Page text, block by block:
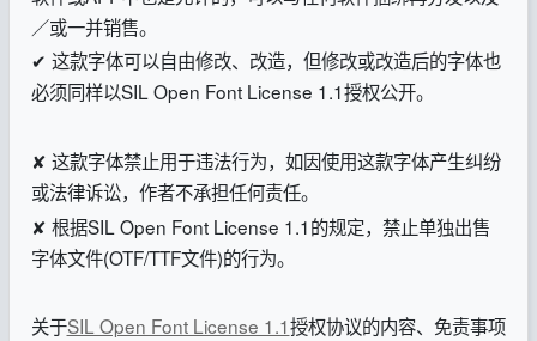
／或一并销售。
✔ 这款字体可以自由修改、改造，但修改或改造后的字体也
必须同样以SIL Open Font License 1.1授权公开。
✘ 这款字体禁止用于违法行为，如因使用这款字体产生纠纷
或法律诉讼，作者不承担任何责任。
✘ 根据SIL Open Font License 1.1的规定，禁止单独出售
字体文件(OTF/TTF文件)的行为。
关于SIL Open Font License 1.1授权协议的内容、免责事项